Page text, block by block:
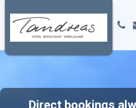
Direct bookings